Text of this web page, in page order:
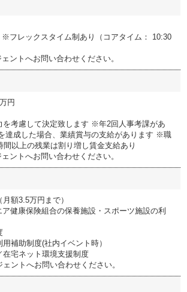
※フレックスタイム制あり（コアタイム： 10:30
ントへお問い合わせください。
円
考慮して決定致します ※年2回人事考課があ
達成した場合、業績賞与の支給があります ※職
間以上の残業は割り増し賃金支給あり
ントへお問い合わせください。
額3.5万円まで）
ア健康保険組合の保養施設・スポーツ施設の利
用補助制度(社内イベント時）
在宅ネット環境支援制度
ントへお問い合わせください。